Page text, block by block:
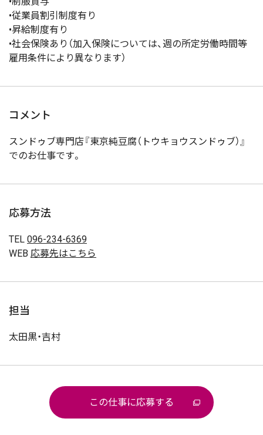
•従業員割引制度有り
•昇給制度有り
•社会保険あり（加入保険については、週の所定労働時間等
雇用条件により異なります）
コメント
スンドゥブ専門店『東京純豆腐（トウキョウスンドゥブ）』
でのお仕事です。
応募方法
TEL 096-234-6369
WEB 応募先はこちら
担当
太田黒・吉村
この仕事に応募する